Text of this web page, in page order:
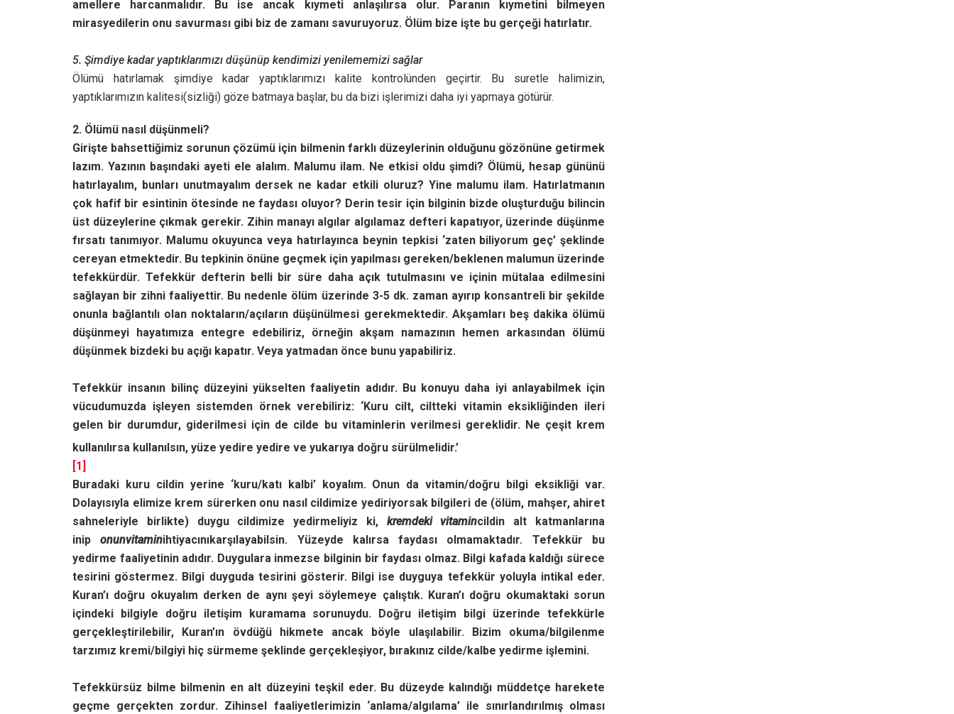
amellere harcanmalıdır. Bu ise ancak kıymeti anlaşılırsa olur. Paranın kıymetini bilmeyen
mirasyedilerin onu savurması gibi biz de zamanı savuruyoruz. Ölüm bize işte bu gerçeği hatırlatır.
5. Şimdiye kadar yaptıklarımızı düşünüp kendimizi yenilememizi sağlar
Ölümü hatırlamak şimdiye kadar yaptıklarımızı kalite kontrolünden geçirtir. Bu suretle halimizin,
yaptıklarımızın kalitesi(sizliği) göze batmaya başlar, bu da bizi işlerimizi daha iyi yapmaya götürür.
2. Ölümü nasıl düşünmeli?
Girişte bahsettiğimiz sorunun çözümü için bilmenin farklı düzeylerinin olduğunu gözönüne getirmek
lazım. Yazının başındaki ayeti ele alalım. Malumu ilam. Ne etkisi oldu şimdi? Ölümü, hesap gününü
hatırlayalım, bunları unutmayalım dersek ne kadar etkili oluruz? Yine malumu ilam. Hatırlatmanın
çok hafif bir esintinin ötesinde ne faydası oluyor? Derin tesir için bilginin bizde oluşturduğu bilincin
üst düzeylerine çıkmak gerekir. Zihin manayı algılar algılamaz defteri kapatıyor, üzerinde düşünme
fırsatı tanımıyor. Malumu okuyunca veya hatırlayınca beynin tepkisi ‘zaten biliyorum geç’ şeklinde
cereyan etmektedir. Bu tepkinin önüne geçmek için yapılması gereken/beklenen malumun üzerinde
tefekkürdür. Tefekkür defterin belli bir süre daha açık tutulmasını ve içinin mütalaa edilmesini
sağlayan bir zihni faaliyettir. Bu nedenle ölüm üzerinde 3-5 dk. zaman ayırıp konsantreli bir şekilde
onunla bağlantılı olan noktaların/açıların düşünülmesi gerekmektedir. Akşamları beş dakika ölümü
düşünmeyi hayatımıza entegre edebiliriz, örneğin akşam namazının hemen arkasından ölümü
düşünmek bizdeki bu açığı kapatır. Veya yatmadan önce bunu yapabiliriz.
Tefekkür insanın bilinç düzeyini yükselten faaliyetin adıdır. Bu konuyu daha iyi anlayabilmek için
vücudumuzda işleyen sistemden örnek verebiliriz: ‘Kuru cilt, ciltteki vitamin eksikliğinden ileri
gelen bir du­rumdur, giderilmesi için de cilde bu vitaminlerin verilmesi ge­reklidir. Ne çeşit krem
kullanılırsa kullanılsın, yüze yedire yedire ve yukarıya doğru sürülmelidir.’
[1]
Buradaki kuru cildin yerine ‘kuru/katı kalbi’ koyalım. Onun da vitamin/doğru bilgi eksikliği var.
Dolayısıyla elimize krem sürerken onu nasıl cildimize yediriyorsak bilgileri de (ölüm, mahşer, ahiret
sahneleriyle birlikte) duygu cildimize yedirmeliyiz ki, kremdeki vitamincildin alt katmanlarına
iniponunvitaminihtiyacınıkarşılayabilsin. Yüzeyde kalırsa faydası olmamaktadır. Tefekkür bu
yedirme faaliyetinin adıdır. Duygulara inmezse bilginin bir faydası olmaz. Bilgi kafada kaldığı sürece
tesirini göstermez. Bilgi duyguda tesirini gösterir. Bilgi ise duyguya tefekkür yoluyla intikal eder.
Kuran’ı doğru okuyalım derken de aynı şeyi söylemeye çalıştık. Kuran’ı doğru okumaktaki sorun
içindeki bilgiyle doğru iletişim kuramama sorunuydu. Doğru iletişim bilgi üzerinde tefekkürle
gerçekleştirilebilir, Kuran’ın övdüğü hikmete ancak böyle ulaşılabilir. Bizim okuma/bilgilenme
tarzımız kremi/bilgiyi hiç sürmeme şeklinde gerçekleşiyor, bırakınız cilde/kalbe yedirme işlemini.
Tefekkürsüz bilme bilmenin en alt düzeyini teşkil eder. Bu düzeyde kalındığı müddetçe harekete
geçme gerçekten zordur. Zihinsel faaliyetlerimizin ‘anlama/algılama’ ile sınırlandırılmış olması